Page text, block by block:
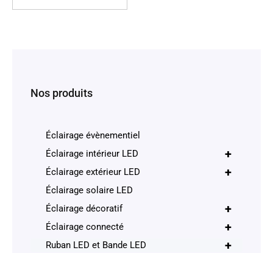
Nos produits
Éclairage évènementiel
+
Éclairage intérieur LED
+
Éclairage extérieur LED
Éclairage solaire LED
+
Éclairage décoratif
+
Éclairage connecté
+
Ruban LED et Bande LED